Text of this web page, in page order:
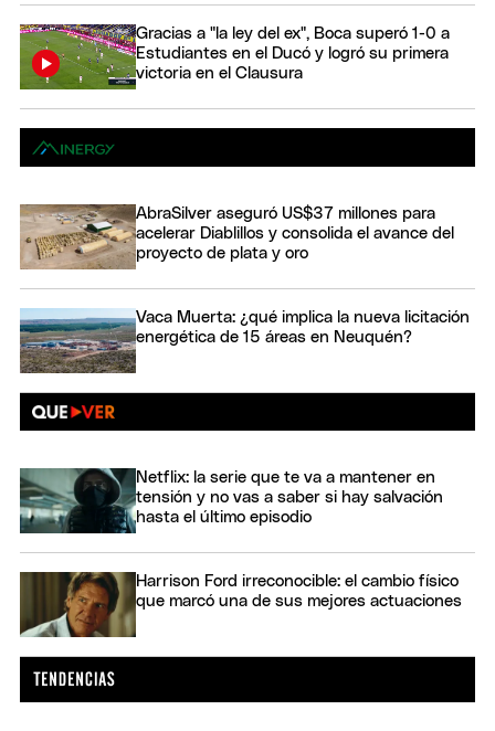
Gracias a "la ley del ex", Boca superó 1-0 a
Estudiantes en el Ducó y logró su primera
victoria en el Clausura
AbraSilver aseguró US$37 millones para
acelerar Diablillos y consolida el avance del
proyecto de plata y oro
Vaca Muerta: ¿qué implica la nueva licitación
energética de 15 áreas en Neuquén?
Netflix: la serie que te va a mantener en
tensión y no vas a saber si hay salvación
hasta el último episodio
Harrison Ford irreconocible: el cambio físico
que marcó una de sus mejores actuaciones